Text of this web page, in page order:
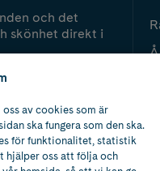
och det
skönhet direkt i
av cookies som är
ska fungera som den ska.
för funktionalitet, statistik
hjälper oss att följa och